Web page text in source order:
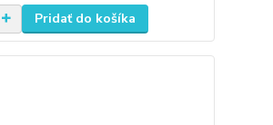
Pridať do košíka